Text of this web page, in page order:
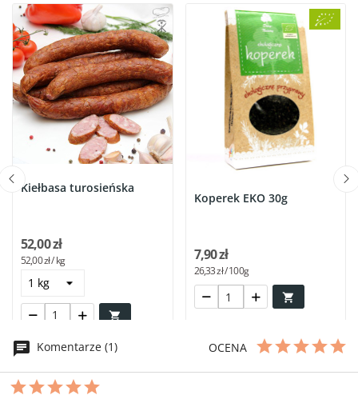
Kiełbasa turosieńska

52,00 zł
52,00 zł / kg
Koperek EKO 30g

7,90 zł
26,33 zł / 100g
Komentarze (1) OCENA